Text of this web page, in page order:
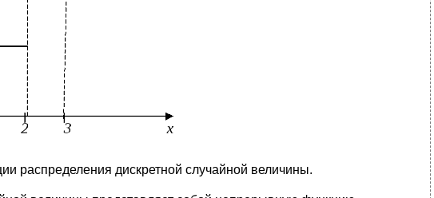
распределения дискретной случайной величины.